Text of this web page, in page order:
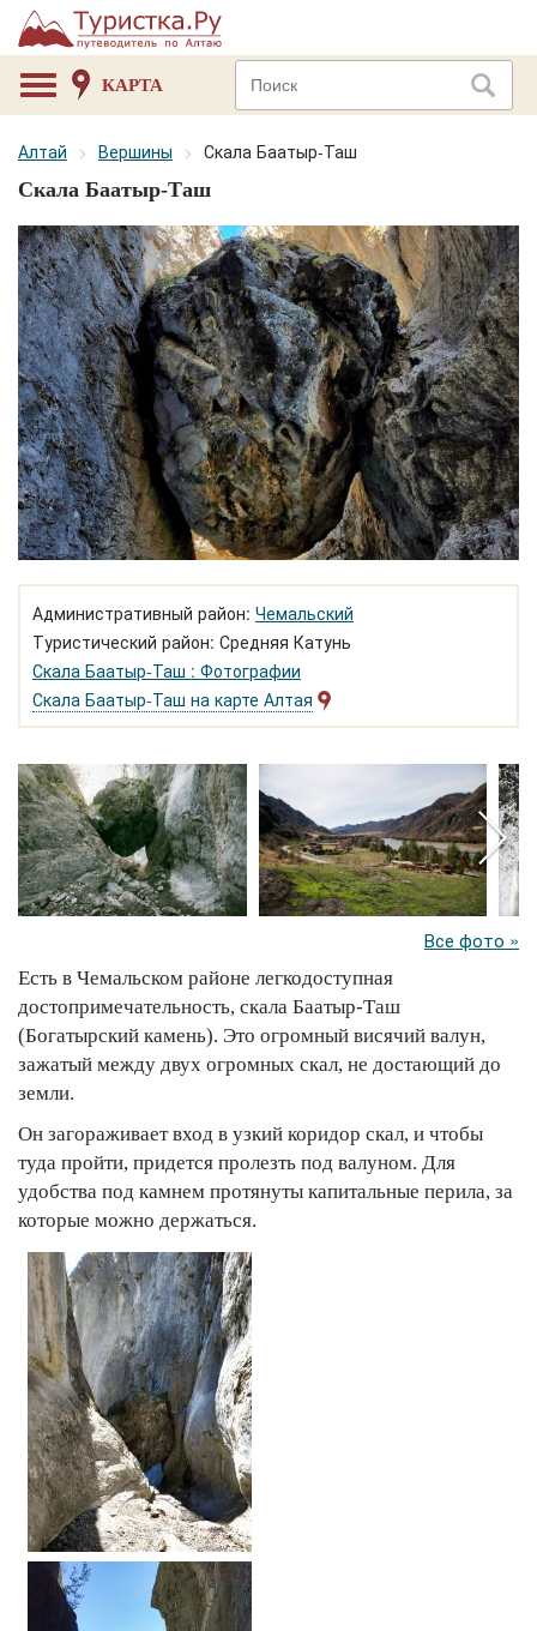
КАРТА
Алтай Вершины
Скала Баатыр-Таш
Скала Баатыр-Таш
Административный район: Чемальский
Туристический район: Средняя Катунь
Скала Баатыр-Таш : Фотографии
Скала Баатыр-Таш на карте Алтая
Все фото »
Есть в Чемальском районе легкодоступная
достопримечательность, скала Баатыр-Таш
(Богатырский камень). Это огромный висячий валун,
зажатый между двух огромных скал, не достающий до
земли.
Он загораживает вход в узкий коридор скал, и чтобы
туда пройти, придется пролезть под валуном. Для
удобства под камнем протянуты капитальные перила, за
которые можно держаться.